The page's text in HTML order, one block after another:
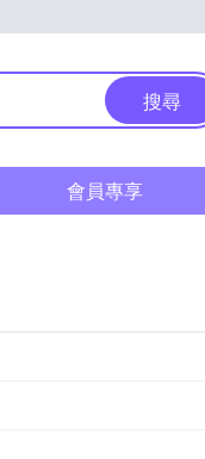
搜尋
會員專享